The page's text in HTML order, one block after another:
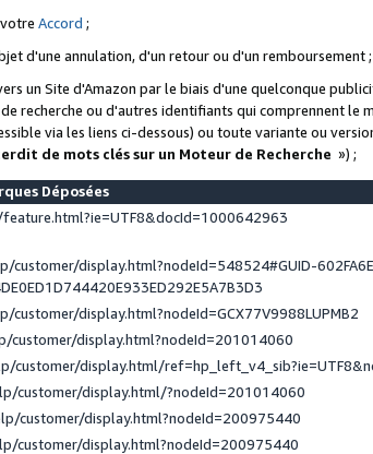
Accord ;
d'une annulation, d'un retour ou d'un remboursement
un Site d'Amazon par le biais d'une quelconque
recherche ou d'autres identifiants qui comprennent le
via les liens ci-dessous) ou toute variante ou
de mots clés sur un Moteur de Recherche ») ;
Déposées
display.html?nodeId=548524#GUID-
display.html?nodeId=GCX77V9988LUPMB2
display.html?nodeId=201014060
customer/display.html/
customer/display.html/?nodeId=201014060
customer/display.html?nodeId=200975440
customer/display.html?nodeId=200975440